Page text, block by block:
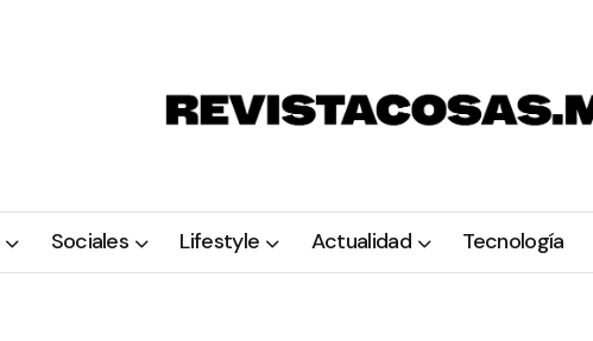
Sociales Lifestyle Actualidad Tecnología